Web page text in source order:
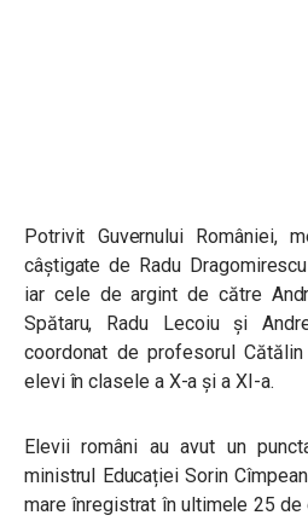
Potrivit Guvernului României,
câștigate de Radu
iar cele de argint de către
Spătaru, Radu Lecoiu și
coordonat de profesorul
elevi în clasele a X-a și a XI-a.
Elevii români au avut un
ministrul Educației Sorin
mare înregistrat în ultimele 25 de